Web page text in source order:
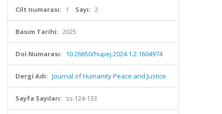
Cilt numarası: 1 Sayı: 2
Basım Tarihi: 2025
Doi Numarası: 10.26650/hupej.2024.1.2.1604974
Dergi Adı: Journal of Humanity Peace and Justice
Sayfa Sayıları: ss.124-133